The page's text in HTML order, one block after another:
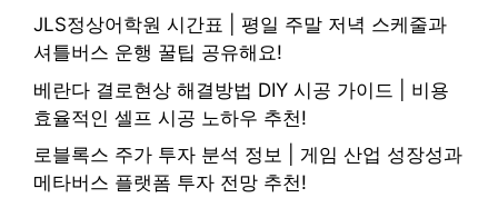
JLS정상어학원 시간표 | 평일 주말 저녁 스케줄과
셔틀버스 운행 꿀팁 공유해요!
베란다 결로현상 해결방법 DIY 시공 가이드 | 비용
효율적인 셀프 시공 노하우 추천!
로블록스 주가 투자 분석 정보 | 게임 산업 성장성과
메타버스 플랫폼 투자 전망 추천!